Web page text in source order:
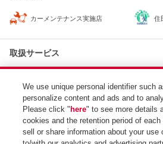
カーメンテナンス実施店 住
取扱サービス
最寄りのSS
apollostation
鬼首SS / （株）荒雄商事
We use unique personal identifier such
personalize content and ads and to
Please click " here" to see more details
cookies and the retention period of
sell or share information about your use